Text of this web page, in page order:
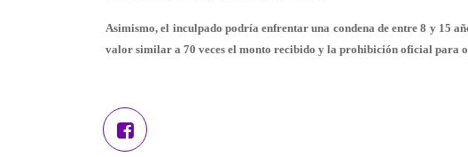
Asimismo, el inculpado podría enfrentar una condena de entre8 y 15
valor similar a 70 veces el monto recibido y la prohibición oficial para